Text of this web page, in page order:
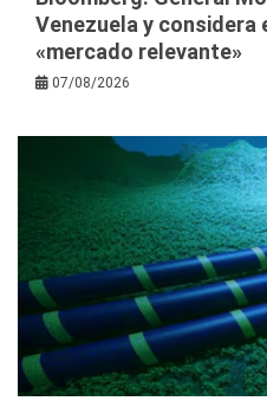
Venezuela y considera
«mercado relevante»
07/08/2026